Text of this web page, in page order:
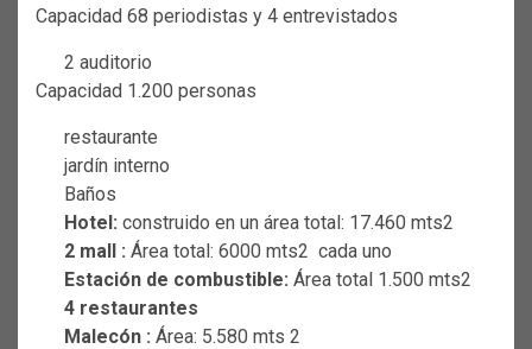
Capacidad 68 periodistas y 4 entrevistados
2 auditorio
Capacidad 1.200 personas
restaurante
jardín interno
Baños
Hotel: construido en un área total: 17.460 mts2
2 mall : Área total: 6000 mts2 cada uno
Estación de combustible: Área total 1.500 mts2
4 restaurantes
Malecón : Área: 5.580 mts 2